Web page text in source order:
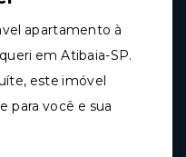
apartamento à
em Atibaia-SP.
este imóvel
para você e sua